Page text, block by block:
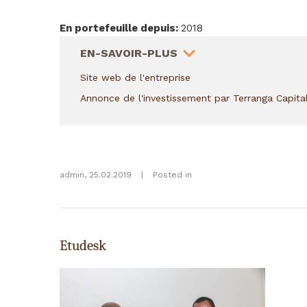
En portefeuille depuis: 2018
HIDE
EN-SAVOIR-PLUS
Site web de l'entreprise
Annonce de l'investissement par Terranga
admin, 25.02.2019 Posted in
Etudesk